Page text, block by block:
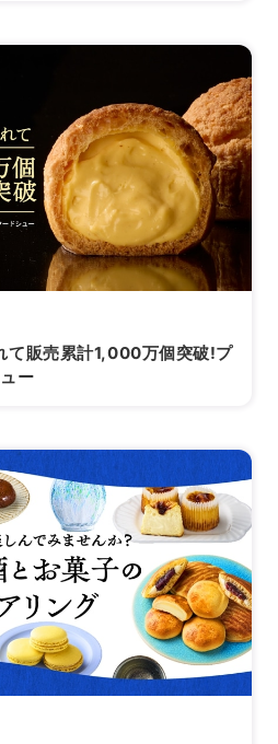
て販売累計1,000万個突破!プ
ー
Singapore
Malaysia
Hong Kong
UAE
Thailand
Vietnam